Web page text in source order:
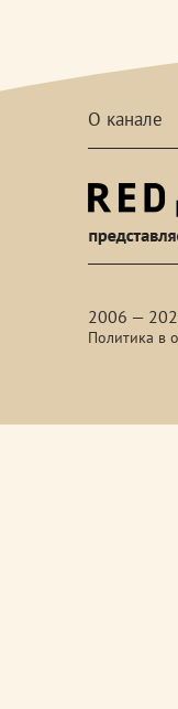
О канале
2006 —
Политика в